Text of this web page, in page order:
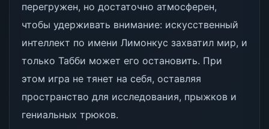
перегружен, но достаточно атмосферен,
чтобы удерживать внимание: искусственный
интеллект по имени Лимонкус захватил мир, и
только Табби может его остановить. При
этом игра не тянет на себя, оставляя
пространство для исследования, прыжков и
гениальных трюков.